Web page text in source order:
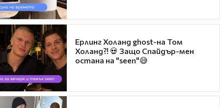
Ерлинг Холанд ghost-на Том
Холанд?! 💀 Защо Спайдър-мен
остана на "seen"😅